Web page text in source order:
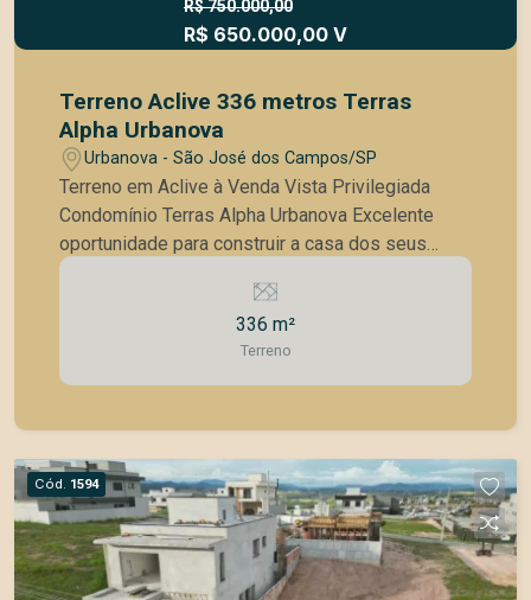
R$ 750.000,00
R$ 650.000,00 V
Terreno Aclive 336 metros Terras
Alpha Urbanova
Urbanova - São José dos Campos/SP
Terreno em Aclive à Venda Vista Privilegiada
Condomínio Terras Alpha Urbanova Excelente
oportunidade para construir a casa dos seus
sonhos! Terreno com 336 m², em aclive, ideal
para projetos modernos, com ótimo
aproveitamento arquitetônico e vista panorâmica
Alpha, um dos mais desejados do bairro
qualidade de vida. Diferenciais do condomínio:
Portaria 24 horas Segurança monitorada Lazer
completo, incluindo: Piscinas Salão de festas
Espaço gourmet Academia Quadras esportivas
Playground Áreas verdes e de convivência
336 m²
Terreno
Cód. 1594